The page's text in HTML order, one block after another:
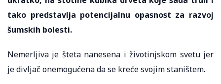
tako predstavlja potencijalnu opasnost za razvoj
šumskih bolesti.
Nemerljiva je šteta nanesena i životinjskom svetu jer
je divljač onemogućena da se kreće svojim staništem.